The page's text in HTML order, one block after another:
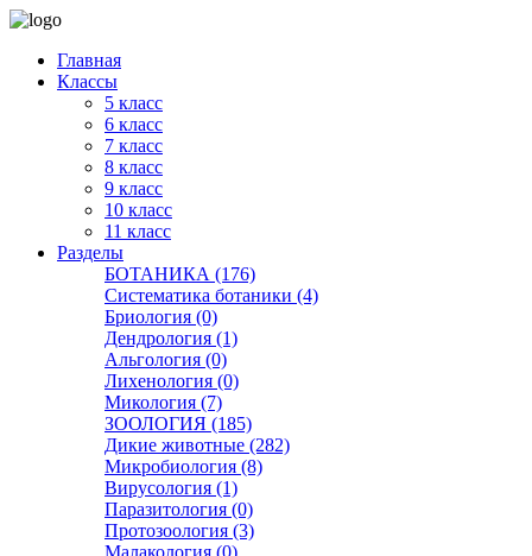
Главная
Классы
5 класс
6 класс
7 класс
8 класс
9 класс
10 класс
11 класс
Разделы
БОТАНИКА (176)
Систематика ботаники (4)
Бриология (0)
Дендрология (1)
Альгология (0)
Лихенология (0)
Микология (7)
ЗООЛОГИЯ (185)
Дикие животные (282)
Микробиология (8)
Вирусология (1)
Паразитология (0)
Протозоология (3)
Малакология (0)